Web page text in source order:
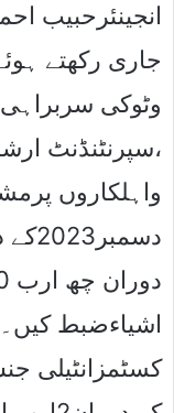
انجینئرحبیب
جاری رکھتے
وٹوکی
،سپرنٹنڈنٹ
اشیاءضبط
کسٹمزانٹیلی